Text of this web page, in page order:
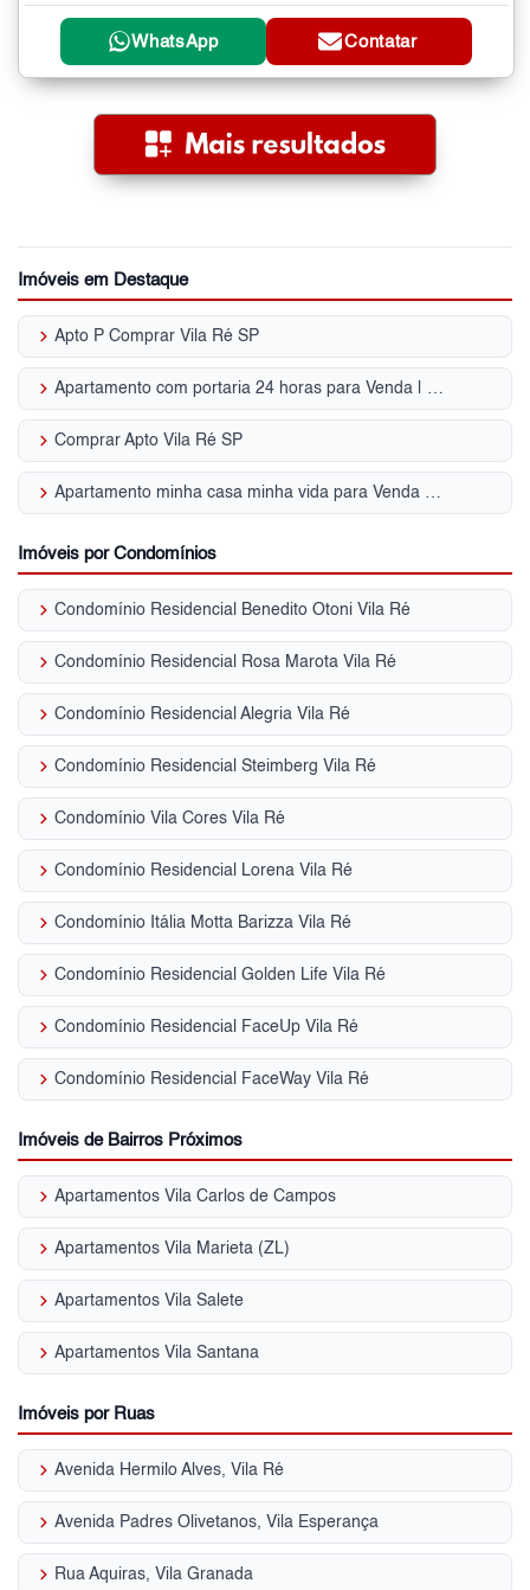
WhatsApp Contatar
Imóveis em Destaque
keyboard_arrow_right Apto P Comprar Vila Ré SP
keyboard_arrow_right Apartamento com portaria 24 horas para Venda | Vila Ré
keyboard_arrow_right Comprar Apto Vila Ré SP
keyboard_arrow_right Apartamento minha casa minha vida para Venda | Vila Ré
Imóveis por Condomínios
keyboard_arrow_right Condomínio Residencial Benedito Otoni Vila Ré
keyboard_arrow_right Condomínio Residencial Rosa Marota Vila Ré
keyboard_arrow_right Condomínio Residencial Alegria Vila Ré
keyboard_arrow_right Condomínio Residencial Steimberg Vila Ré
keyboard_arrow_right Condomínio Vila Cores Vila Ré
keyboard_arrow_right Condomínio Residencial Lorena Vila Ré
keyboard_arrow_right Condomínio Itália Motta Barizza Vila Ré
keyboard_arrow_right Condomínio Residencial Golden Life Vila Ré
keyboard_arrow_right Condomínio Residencial FaceUp Vila Ré
keyboard_arrow_right Condomínio Residencial FaceWay Vila Ré
Imóveis de Bairros Próximos
keyboard_arrow_right Apartamentos Vila Carlos de Campos
keyboard_arrow_right Apartamentos Vila Marieta (ZL)
keyboard_arrow_right Apartamentos Vila Salete
keyboard_arrow_right Apartamentos Vila Santana
Imóveis por Ruas
keyboard_arrow_right Avenida Hermilo Alves, Vila Ré
keyboard_arrow_right Avenida Padres Olivetanos, Vila Esperança
keyboard_arrow_right Rua Aquiras, Vila Granada